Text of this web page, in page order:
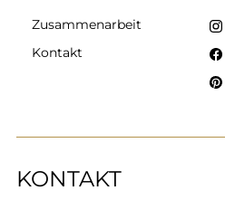
KONTAKT
Zusammenarbeit
Kontakt